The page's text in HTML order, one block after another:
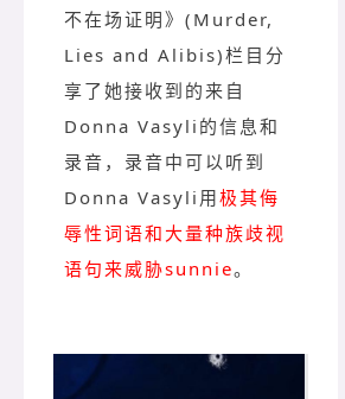
不在场证明》(Murder,
Lies and Alibis)栏目分
享了她接收到的来自
Donna Vasyli的信息和
录音，录音中可以听到
Donna Vasyli用极其侮
辱性词语和大量种族歧视
语句来威胁sunnie。